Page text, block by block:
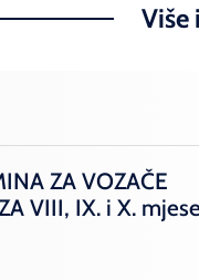
Više
ZA VOZAČE
VIII, IX. i X.